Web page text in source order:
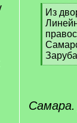
[
q
]
Из
[